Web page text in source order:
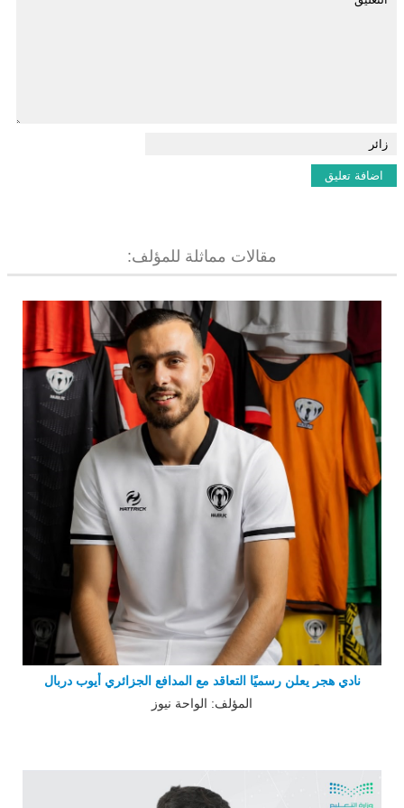
مقالات مماثلة للمؤلف:
نادي هجر يعلن رسميًا التعاقد مع المدافع الجزائري أيوب دربال
المؤلف: الواحة نيوز